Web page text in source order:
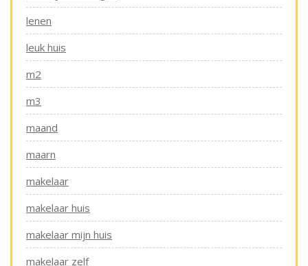
lenen
leuk huis
m2
m3
maand
maarn
makelaar
makelaar huis
makelaar mijn huis
makelaar zelf